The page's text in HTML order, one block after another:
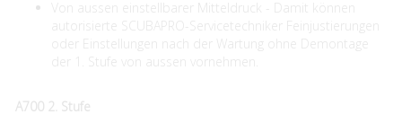
Von aussen einstellbarer Mitteldruck - Damit können
autorisierte SCUBAPRO-Servicetechniker Feinjustierungen
oder Einstellungen nach der Wartung ohne Demontage
der 1. Stufe von aussen vornehmen.
A700 2. Stufe